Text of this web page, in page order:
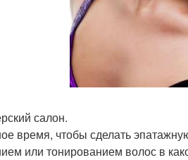
салон.
время, чтобы сделать
или тонированием волос в